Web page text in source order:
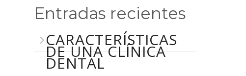
Entradas recientes
CARACTERÍSTICAS
DE UNA CLÍNICA
DENTAL